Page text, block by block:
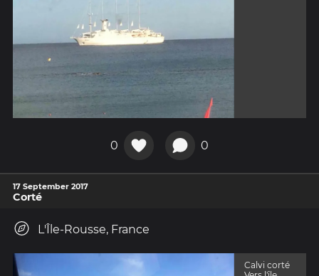
0 0
17 September 2017
Corté
L'Île-Rousse, France
Calvi corté